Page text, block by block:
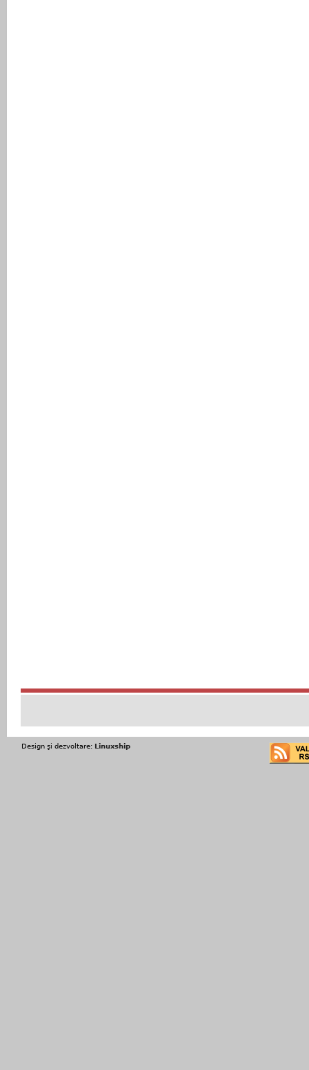
Design şi dezvoltare: Linuxship